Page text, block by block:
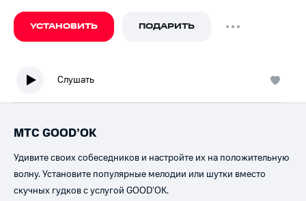
УСТАНОВИТЬ ПОДАРИТЬ
Слушать
МТС GOOD’OK
Удивите своих собеседников и настройте их на положительную
волну. Установите популярные мелодии или шутки вместо
скучных гудков с услугой GOOD’OK.